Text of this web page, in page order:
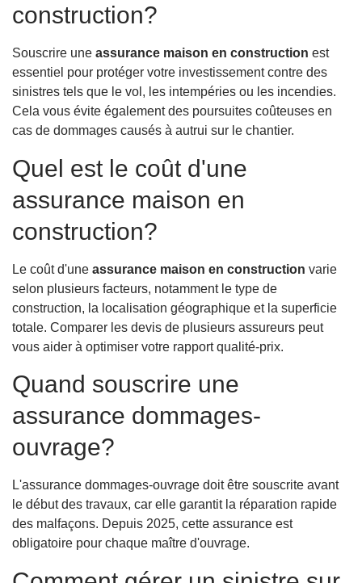
construction?
Souscrire une assurance maison en construction est
essentiel pour protéger votre investissement contre des
sinistres tels que le vol, les intempéries ou les incendies.
Cela vous évite également des poursuites coûteuses en
cas de dommages causés à autrui sur le chantier.
Quel est le coût d'une
assurance maison en
construction?
Le coût d'une assurance maison en construction varie
selon plusieurs facteurs, notamment le type de
construction, la localisation géographique et la superficie
totale. Comparer les devis de plusieurs assureurs peut
vous aider à optimiser votre rapport qualité-prix.
Quand souscrire une
assurance dommages-
ouvrage?
L'assurance dommages-ouvrage doit être souscrite avant
le début des travaux, car elle garantit la réparation rapide
des malfaçons. Depuis 2025, cette assurance est
obligatoire pour chaque maître d'ouvrage.